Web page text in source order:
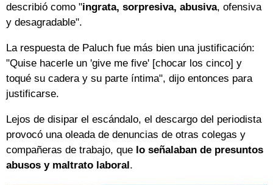
describió como "ingrata, sorpresiva, abusiva, ofensiva
y desagradable".
La respuesta de Paluch fue más bien una justificación:
"Quise hacerle un 'give me five' [chocar los cinco] y
toqué su cadera y su parte íntima", dijo entonces para
justificarse.
Lejos de disipar el escándalo, el descargo del periodista
provocó una oleada de denuncias de otras colegas y
compañeras de trabajo, que lo señalaban de presuntos
abusos y maltrato laboral.